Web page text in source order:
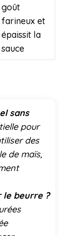
goût
farineux et
épaissit la
sauce
sans
pour
des
de maïs,
le beurre ?